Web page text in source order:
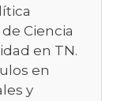
Ciencia
en TN.
en
y